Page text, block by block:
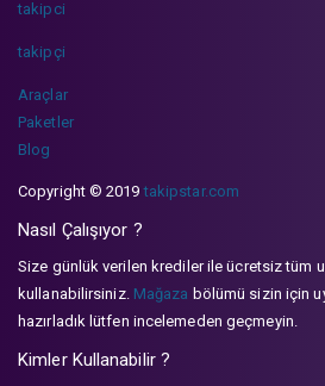
takipci
takipçi
Araçlar
Paketler
Blog
Copyright © 2019takipstar.com
Nasıl Çalışıyor ?
Size günlük verilen krediler ile ücretsiz tüm
kullanabilirsiniz. Mağaza bölümü sizin için
hazırladık lütfen incelemeden geçmeyin.
Kimler Kullanabilir ?